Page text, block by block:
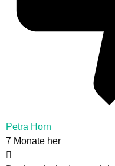
Petra Horn
7 Monate her